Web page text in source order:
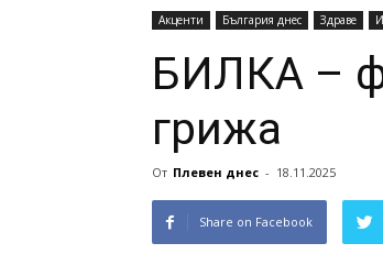
Акценти България днес Здраве
БИЛКА –
грижа
От Плевен днес - 18.11.2025
Share on Facebook